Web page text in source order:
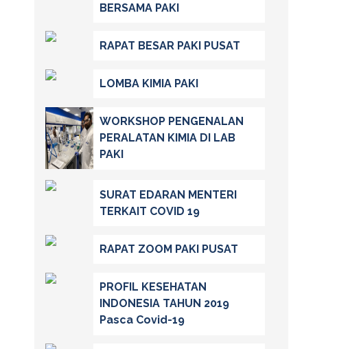
BERSAMA PAKI
RAPAT BESAR PAKI PUSAT
LOMBA KIMIA PAKI
WORKSHOP PENGENALAN
PERALATAN KIMIA DI LAB
PAKI
SURAT EDARAN MENTERI
TERKAIT COVID 19
RAPAT ZOOM PAKI PUSAT
PROFIL KESEHATAN
INDONESIA TAHUN 2019
Pasca Covid-19